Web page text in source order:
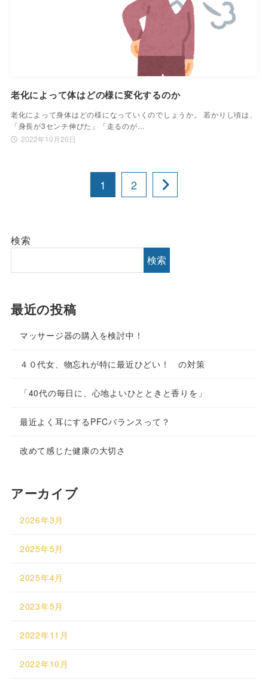
老化によって体はどの様に変化するのか
老化によって身体はどの様になっていくのでしょうか。 若かりし頃は、
「身長が3センチ伸びた」「走るのが…
2022年10月26日
1 2
検索
検索
最近の投稿
マッサージ器の購入を検討中！
４０代女、物忘れが特に最近ひどい！ の対策
「40代の毎日に、心地よいひとときと香りを」
最近よく耳にするPFCバランスって？
改めて感じた健康の大切さ
アーカイブ
2026年3月
2025年5月
2025年4月
2023年5月
2022年11月
2022年10月